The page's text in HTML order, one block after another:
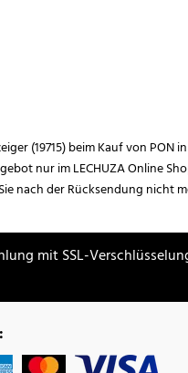
(19715) beim Kauf von
nur im LECHUZA Online
nach der Rücksendung
mit SSL-